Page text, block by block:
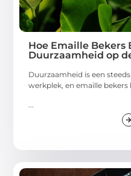
Hoe Emaille Bekers
Duurzaamheid op
Duurzaamheid is een
werkplek, en emaille
...